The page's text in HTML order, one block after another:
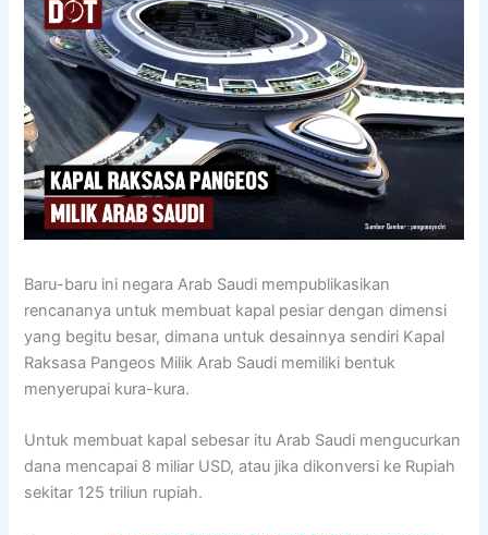
Baru-baru ini negara Arab Saudi mempublikasikan
rencananya untuk membuat kapal pesiar dengan dimensi
yang begitu besar, dimana untuk desainnya sendiri Kapal
Raksasa Pangeos Milik Arab Saudi memiliki bentuk
menyerupai kura-kura.
Untuk membuat kapal sebesar itu Arab Saudi mengucurkan
dana mencapai 8 miliar USD, atau jika dikonversi ke Rupiah
sekitar 125 triliun rupiah.